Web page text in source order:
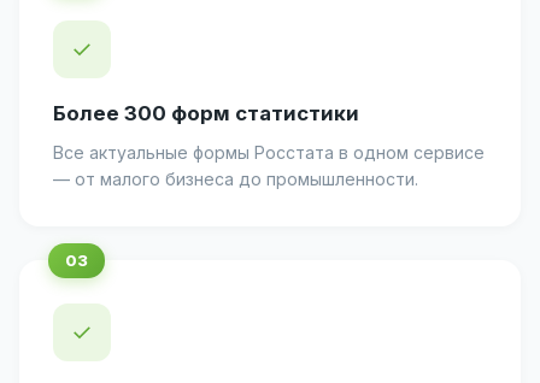
✓
Более 300 форм статистики
Все актуальные формы Росстата в одном сервисе
— от малого бизнеса до промышленности.
✓